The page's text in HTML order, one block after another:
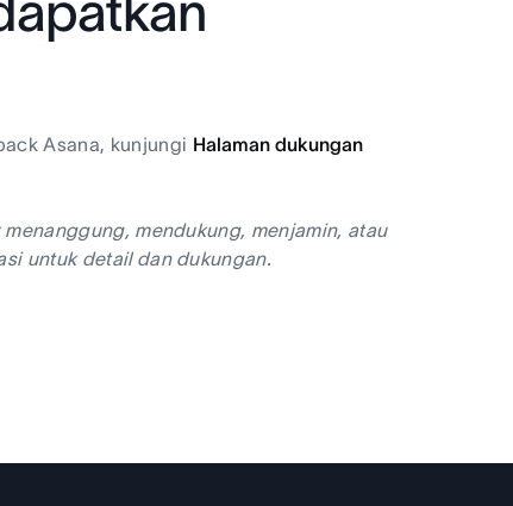
Asana, kunjungi Halaman dukungan
mendukung, menjamin, atau
untuk detail dan dukungan.